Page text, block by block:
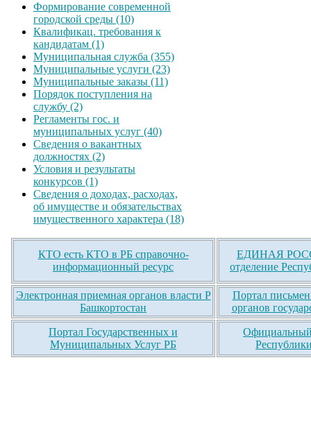
Формирование современной
городской среды (10)
Квалификац. требования к
кандидатам (1)
Муниципальная служба (355)
Муниципальные услуги (23)
Муниципальные заказы (11)
Порядок поступления на
службу (2)
Регламенты гос. и
муниципальных услуг (40)
Сведения о вакантных
должностях (2)
Условия и результаты
конкурсов (1)
Сведения о доходах, расходах,
об имуществе и обязательствах
имущественного характера (18)
КТО есть КТО в РБ справочно-
информационный ресурс
ЕДИНАЯ
отделение
Электронная приемная органов власти Р
Башкортостан
Портал
органов
Портал Государственных и
Муниципальных Услуг РБ
Официальный